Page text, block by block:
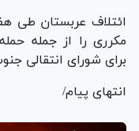
ائتلاف عربستان طی
مکرری را از جمله
برای شورای انتقالی
انتهای پیام/